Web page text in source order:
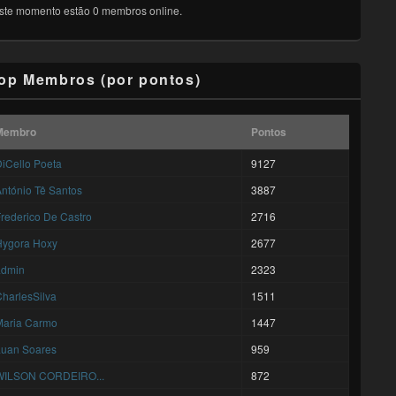
momento estão 0 membros online.
Membros (por pontos)
Pontos
Poeta
9127
Tê Santos
3887
De Castro
2716
Hoxy
2677
2323
1511
Carmo
1447
Soares
959
CORDEIRO...
872